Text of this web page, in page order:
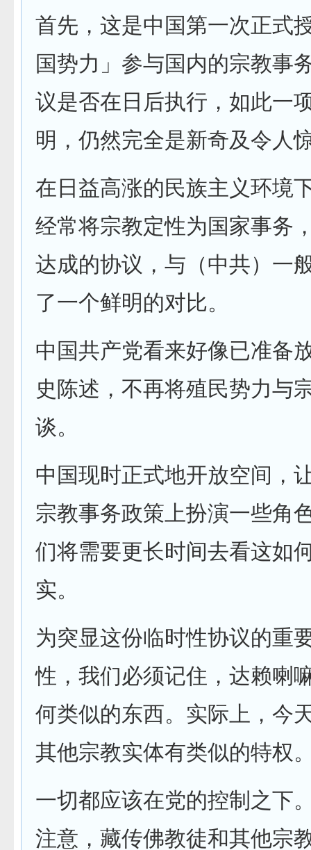
首先，这是中国第一次正式
国势力」参与国内的宗教事
议是否在日后执行，如此一
明，仍然完全是新奇及令人
在日益高涨的民族主义环境
经常将宗教定性为国家事务
达成的协议，与（中共）一
了一个鲜明的对比。
中国共产党看来好像已准备
史陈述，不再将殖民势力与
谈。
中国现时正式地开放空间，
宗教事务政策上扮演一些角
们将需要更长时间去看这如
实。
为突显这份临时性协议的重
性，我们必须记住，达赖喇
何类似的东西。实际上，今
其他宗教实体有类似的特权
一切都应该在党的控制之下
注意，藏传佛教徒和其他宗